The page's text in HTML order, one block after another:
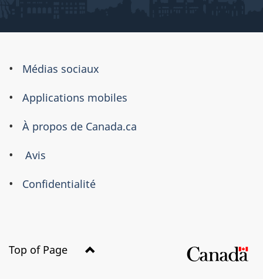
À
propos
ce
site
Médias sociaux
Applications mobiles
À propos de Canada.ca
Avis
Confidentialité
Top of Page